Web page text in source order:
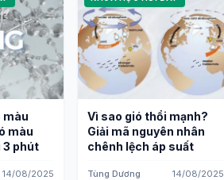
màu
màu
3 phút
14/08/2025
Vì sao gió thổi mạnh?
Giải mã nguyên nhân
chênh lệch áp suất
Tùng Dương 14/08/2025